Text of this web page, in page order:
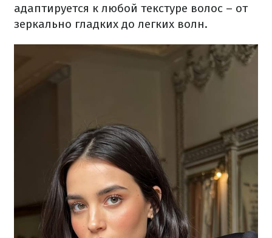
адаптируется к любой текстуре волос – от
зеркально гладких до легких волн.